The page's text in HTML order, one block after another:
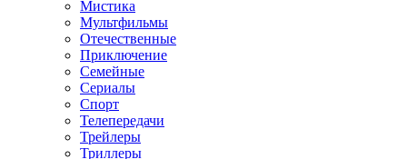
Мистика
Мультфильмы
Отечественные
Приключение
Семейные
Сериалы
Спорт
Телепередачи
Трейлеры
Триллеры